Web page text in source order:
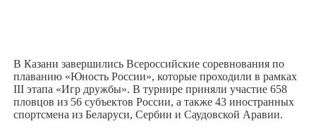
В Казани завершились Всероссийские соревнования по
плаванию «Юность России», которые проходили в рамках
III этапа «Игр дружбы». В турнире приняли участие 658
пловцов из 56 субъектов России, а также 43 иностранных
спортсмена из Беларуси, Сербии и Саудовской Аравии.